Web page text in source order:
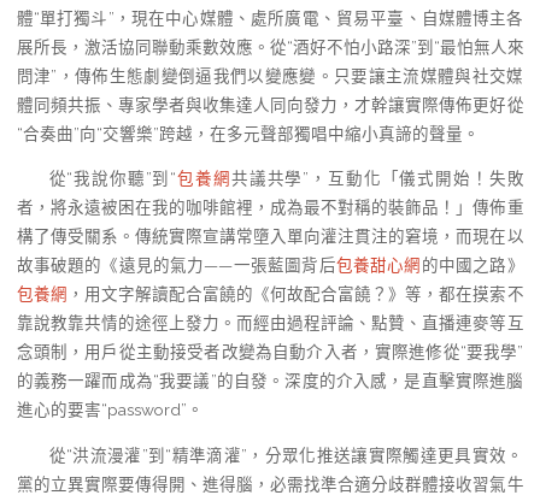
體“單打獨斗”，現在中心媒體、處所廣電、貿易平臺、自媒體博主各
展所長，激活協同聯動乘數效應。從“酒好不怕小路深”到“最怕無人來
問津”，傳佈生態劇變倒逼我們以變應變。只要讓主流媒體與社交媒
體同頻共振、專家學者與收集達人同向發力，才幹讓實際傳佈更好從
“合奏曲”向“交響樂”跨越，在多元聲部獨唱中縮小真諦的聲量。
從“我說你聽”到“包養網共議共學”，互動化「儀式開始！失敗
者，將永遠被困在我的咖啡館裡，成為最不對稱的裝飾品！」傳佈重
構了傳受關系。傳統實際宣講常墮入單向灌注貫注的窘境，而現在以
故事破題的《遠見的氣力——一張藍圖背后包養甜心網 的中國之路》
包養網 ，用文字解讀配合富饒的《何故配合富饒？》等，都在摸索不
靠說教靠共情的途徑上發力。而經由過程評論、點贊、直播連麥等互
念頭制，用戶從主動接受者改變為自動介入者，實際進修從“要我學”
的義務一躍而成為“我要議”的自發。深度的介入感，是直擊實際進腦
進心的要害“password”。
從“洪流漫灌”到“精準滴灌”，分眾化推送讓實際觸達更具實效。
黨的立異實際要傳得開、進得腦，必需找準合適分歧群體接收習氣牛